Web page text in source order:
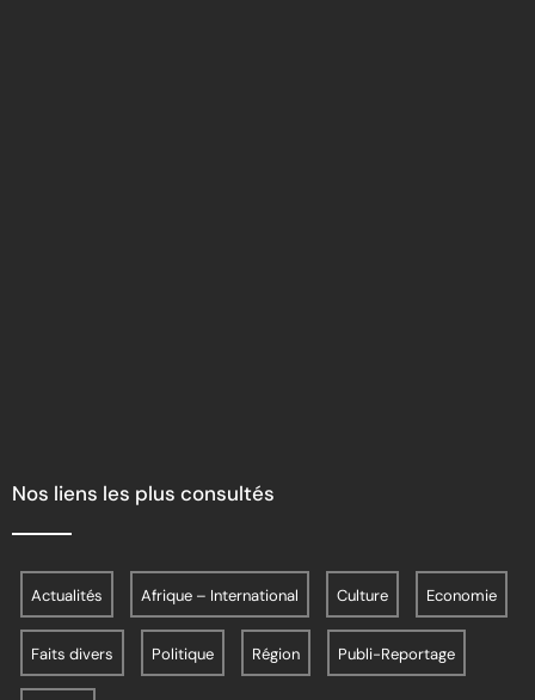
Nos liens les plus consultés
Actualités Afrique – International Culture Economie
Faits divers Politique Région Publi-Reportage